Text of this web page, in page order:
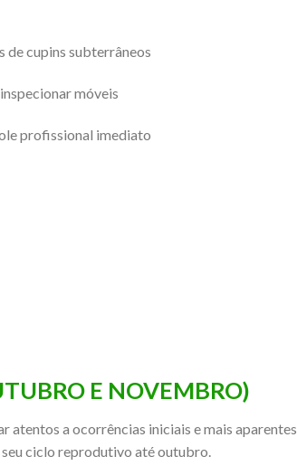
de cupins subterrâneos
móveis
profissional imediato
E NOVEMBRO)
atentos a ocorrências iniciais e mais aparentes
ciclo reprodutivo até outubro.